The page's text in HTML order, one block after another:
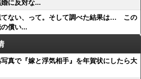
に反対な...
てない、って。そして調べた結果は… この
償い...
写真で『嫁と浮気相手』を年賀状にしたら大